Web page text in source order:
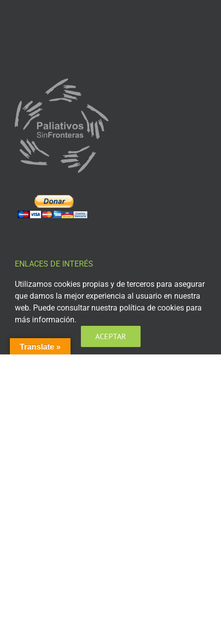
ENLACES DE INTERÉS
Aviso Legal
Política de privacidad
Política de privacidad Redes Sociales
Política de cookies
Translate »
Utilizamos cookies propias y de terceros para asegurar
que damos la mejor experiencia al usuario en nuestra
web. Puede consultar nuestra política de cookies para
más información.
ACEPTAR